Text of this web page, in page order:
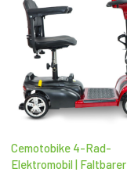
Cemotobike 4-Rad-
Elektromobil | Faltbarer